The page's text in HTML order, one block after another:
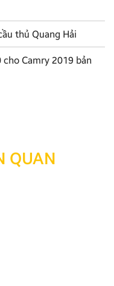
thủ Quang Hải
Camry 2019 bản
QUAN